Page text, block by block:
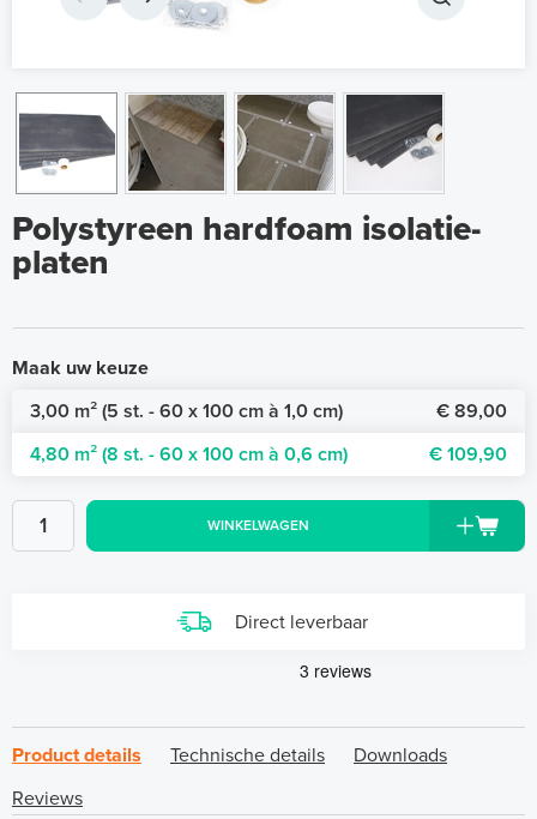
Polystyreen hardfoam isolatie-
platen
Maak uw keuze
3,00 m² (5 st. - 60 x 100 cm à 1,0 cm)
€ 89,00
4,80 m² (8 st. - 60 x 100 cm à 0,6 cm)
€ 109,90
WINKELWAGEN
Direct leverbaar
Product details Technische details
Downloads
Reviews